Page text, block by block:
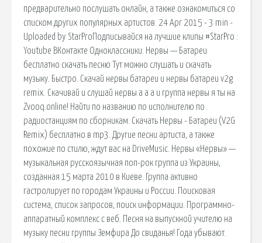
предварительно послушать онлайн, а также ознакомиться со
списком других популярных артистов. 24 Apr 2015 - 3 min -
Uploaded by StarProПодписывайся на лучшие клипы #StarPro :
Youtube ВКонтакте Одноклассники. Нервы — Батареи
бесплатно скачать песню Тут можно слушать и скачать
музыку. Быстро. Скачай нервы батареи и нервы батареи v2g
remix. Скачивай и слушай нервы а а а и группа нервы я ты на
Zvooq.online! Найти по названию по исполнителю по
радиостанциям по сборникам. Скачать Нервы - Батареи (V2G
Remix) бесплатно в mp3. Другие песни артиста, а также
похожие по стилю, ждут вас на DriveMusic. Нервы «Нервы» —
музыкальная русскоязычная поп-рок группа из Украины,
созданная 15 марта 2010 в Киеве. Группа активно
гастролирует по городам Украины и России. Поисковая
сиcтема, список запросов, поиск информации. Программно-
аппаратный комплекс с веб. Песня на выпускной учителю на
музыку песни группы Земфира До свиданья! Года убывают.